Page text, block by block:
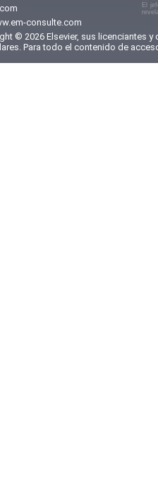
consulte.com
El
© 2026 Elsevier, sus licenciantes
Para todo el contenido de